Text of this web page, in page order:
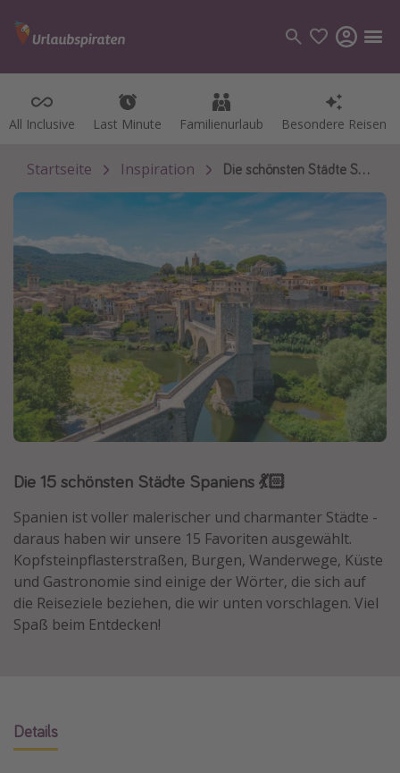
All Inclusive Last Minute Familienurlaub Besondere Reisen
All Inclusive Last Minute Familienurlaub Besondere Reisen
Kategorien
Flüge
Hotel
Kreuzfahrten
Reiseziele
Alle Reiseziele
Bodensee Urlaub
Gozo Urlaub
Normandie Urlaub
St. Lucia Urlaub
Kefalonia Urlaub
Krabi Urlaub
Tulum Urlaub
Sri Lanka Rundreise
Japan Rundreise
Wellnessurlaub
Startseite Inspiration Die schönsten Städte Spaniens
Die 15 schönsten Städte Spaniens 💃🏻
Spanien ist voller malerischer und charmanter Städte -
daraus haben wir unsere 15 Favoriten ausgewählt.
Kopfsteinpflasterstraßen, Burgen, Wanderwege, Küste
und Gastronomie sind einige der Wörter, die sich auf
die Reiseziele beziehen, die wir unten vorschlagen. Viel
Spaß beim Entdecken!
Details